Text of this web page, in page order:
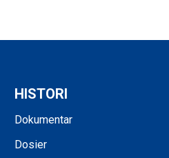
HISTORI
Dokumentar
Dosier